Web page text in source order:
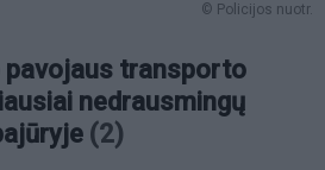
© Policijos nuotr.
pavojaus transporto
nedrausmingų
(2)